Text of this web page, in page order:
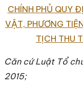
CHÍNH PHỦ QUY
VẬT, PHƯƠNG
TỊCH THU
Căn cứ Luật Tổ
2015;